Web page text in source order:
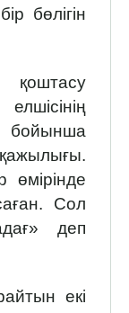
бөлігін
бойынша
өмірінде
Сол
деп
екі